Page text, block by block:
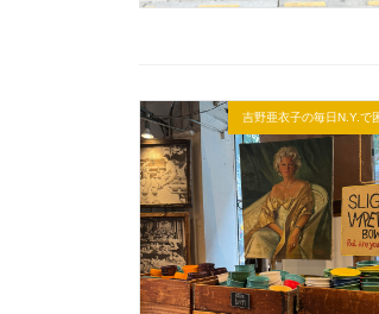
吉野亜衣子の毎日N.Y.で